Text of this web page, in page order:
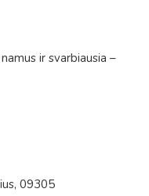
ir svarbiausia –
09305